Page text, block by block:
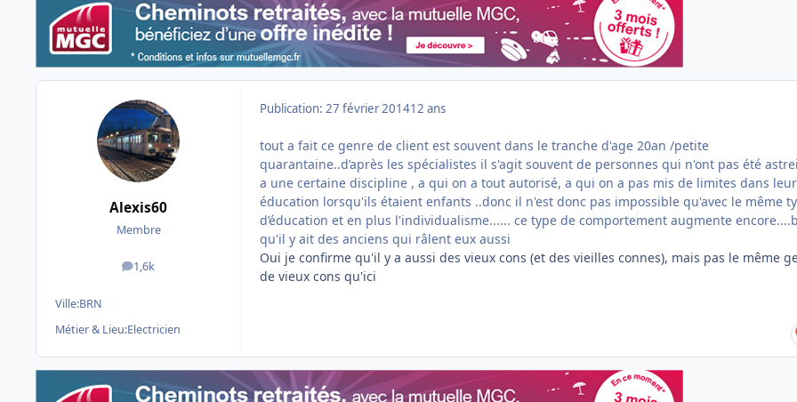
Alexis60
Membre
1,6k
messages
Ville:BRN
Métier & Lieu:Electricien
Publication: 27 février 201412 ans
tout a fait ce genre de client est souvent dans le tranche d'age 20an /petite
quarantaine..d’après les spécialistes il s'agit souvent de personnes qui n'ont pas été
a une certaine discipline , a qui on a tout autorisé, a qui on a pas mis de limites dans leur
éducation lorsqu'ils étaient enfants ..donc il n'est donc pas impossible qu'avec le même
d’éducation et en plus l'individualisme...... ce type de comportement augmente
qu'il y ait des anciens qui râlent eux aussi
Oui je confirme qu'il y a aussi des vieux cons (et des vieilles connes), mais pas le même
de vieux cons qu'ici